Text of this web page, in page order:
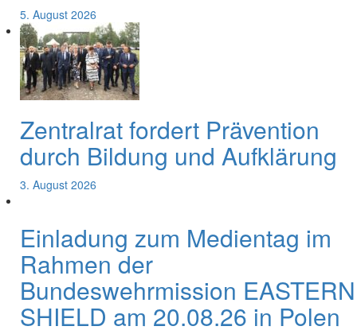
5. August 2026
Zentralrat fordert Prävention
durch Bildung und Aufklärung
3. August 2026
Einladung zum Medientag im
Rahmen der
Bundeswehrmission EASTERN
SHIELD am 20.08.26 in Polen